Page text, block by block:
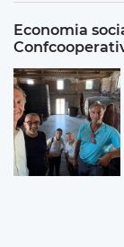
Economia